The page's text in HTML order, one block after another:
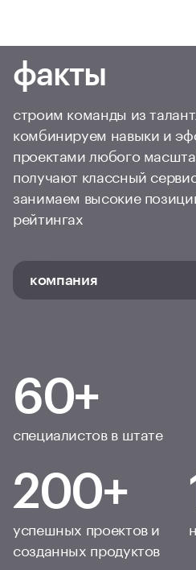
факты
строим команды из
комбинируем навыки и
проектами любого
получают классный
занимаем высокие
рейтингах
компания
60+
специалистов в штате
200+
успешных проектов и
созданных продуктов